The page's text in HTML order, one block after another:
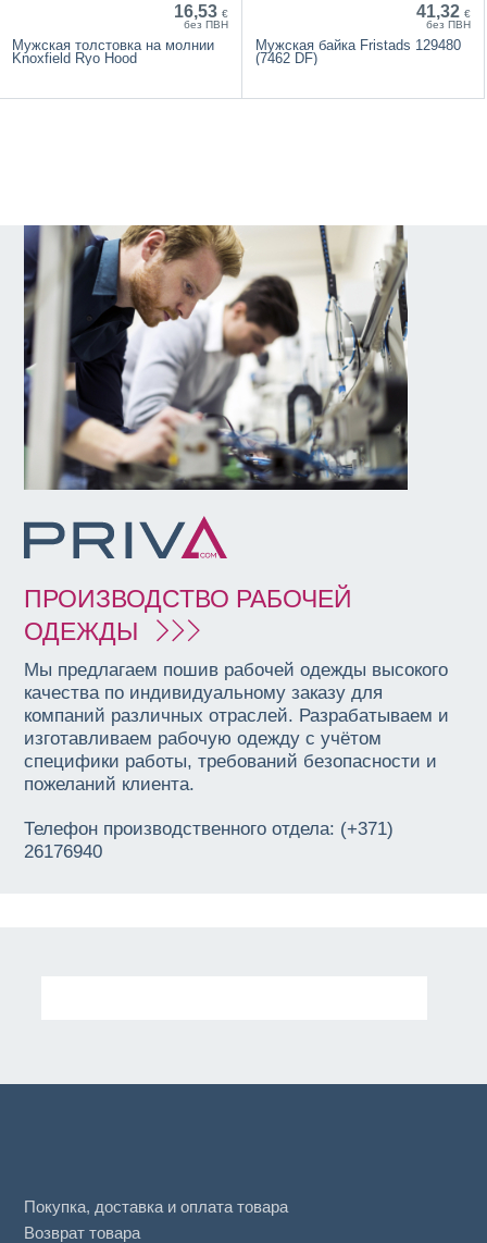
16,53 €
без ПВН
Мужская толстовка на молнии
Knoxfield Ryo Hood
41,32 €
без ПВН
Мужская байка Fristads 129480
(7462 DF)
ПРОИЗВОДСТВО РАБОЧЕЙ
ОДЕЖДЫ
Мы предлагаем пошив рабочей одежды высокого
качества по индивидуальному заказу для
компаний различных отраслей. Разрабатываем и
изготавливаем рабочую одежду с учётом
специфики работы, требований безопасности и
пожеланий клиента.
Телефон производственного отдела: (+371)
26176940
Покупка, доставка и оплата товара
Возврат товара